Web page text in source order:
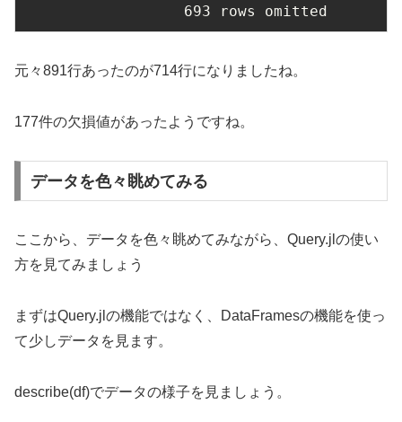
693 rows omitted
元々891行あったのが714行になりましたね。
177件の欠損値があったようですね。
データを色々眺めてみる
ここから、データを色々眺めてみながら、Query.jlの使い
方を見てみましょう
まずはQuery.jlの機能ではなく、DataFramesの機能を使っ
て少しデータを見ます。
describe(df)でデータの様子を見ましょう。